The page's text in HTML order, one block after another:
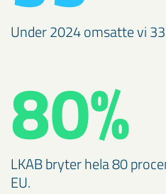
Under 2024 omsatte vi
80%
LKAB bryter hela 80
EU.